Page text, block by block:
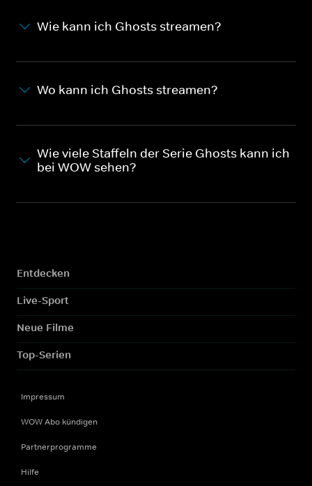
Wie kann ich Ghosts streamen?
Wo kann ich Ghosts streamen?
Wie viele Staffeln der Serie Ghosts kann ich
bei WOW sehen?
Entdecken
Live-Sport
Neue Filme
Top-Serien
Impressum
WOW Abo kündigen
Partnerprogramme
Hilfe